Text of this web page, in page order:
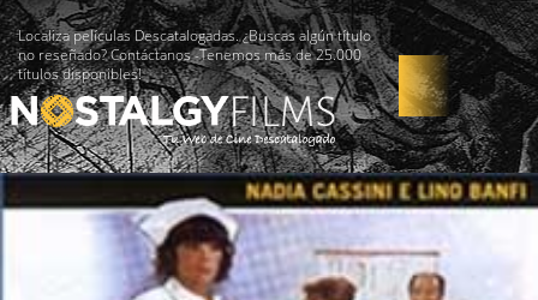
Localiza películas Descatalogadas. ¿Buscas algún título
no reseñado? Contáctanos -Tenemos más de 25.000
títulos disponibles!